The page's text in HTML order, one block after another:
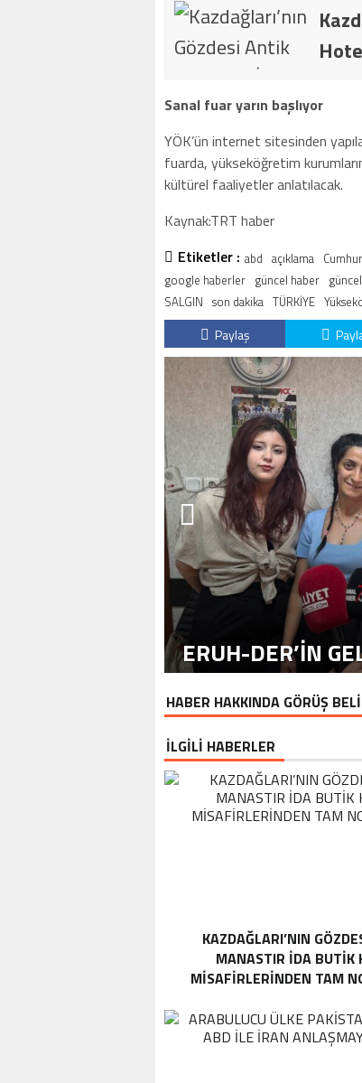
Sanal fuar yarın başlıyor
YÖK’ün internet sitesinden
fuarda, yükseköğretim
kültürel faaliyetler anlatılacak.
Kaynak:TRT haber
Etiketler : abd açıklama
google haberler güncel haber
SALGIN son dakika TÜRKİYE
Paylaş
ERUH-DER’IN
HABER HAKKINDA GÖRÜŞ
İLGİLİ HABERLER
KAZDAĞLARI’NIN
MANASTIR İDA BUTIK
MISAFIRLERINDEN TAM